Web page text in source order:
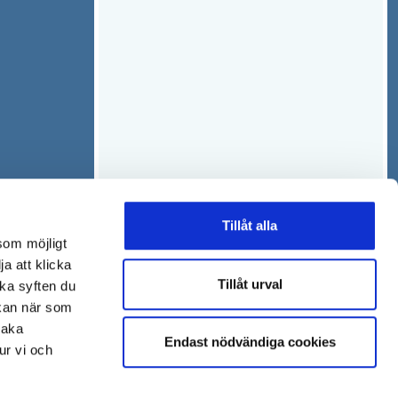
möjligt
att klicka
syften du
när som
vi och
Tillåt alla
Tillåt urval
Endast nödvändiga cookies